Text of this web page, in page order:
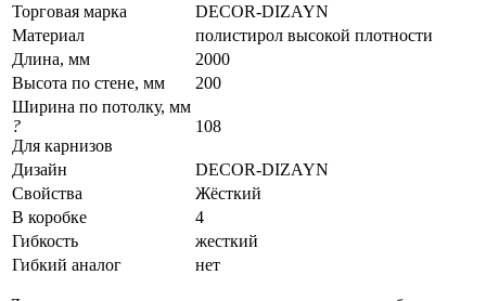
Торговая марка
DECOR-DIZAYN
Материал
полистирол высокой плотности
Длина, мм
2000
Высота по стене, мм
200
Ширина по потолку, мм
?
Для карнизов
108
Дизайн
DECOR-DIZAYN
Свойства
Жёсткий
В коробке
4
Гибкость
жесткий
Гибкий аналог
нет